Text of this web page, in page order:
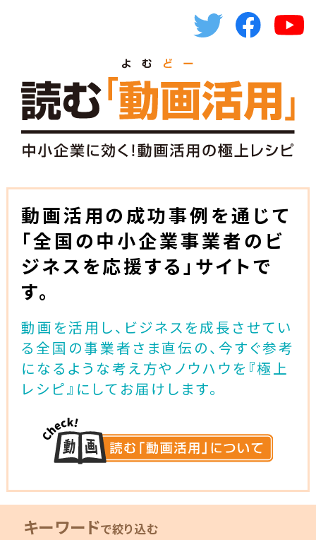
動画活用の成功事例を通じて
「全国の中小企業事業者のビ
ジネスを応援する」サイトで
す。
動画を活用し、ビジネスを成長させてい
る全国の事業者さま直伝の、今すぐ参考
になるような考え方やノウハウを『極上
レシピ』にしてお届けします。
キーワードで絞り込む